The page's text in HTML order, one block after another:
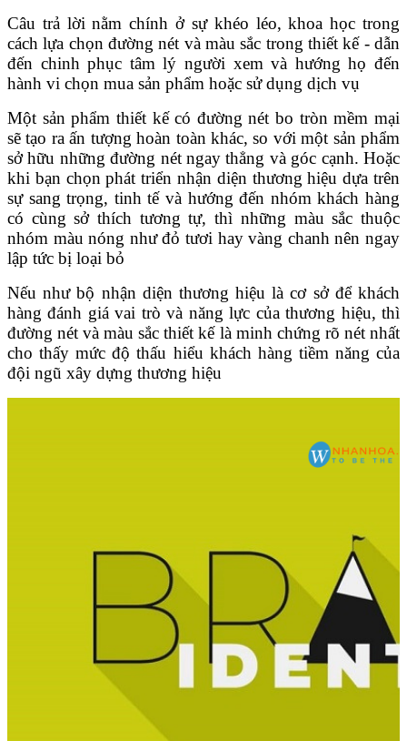
Câu trả lời nằm chính ở sự khéo léo, khoa học trong
cách lựa chọn đường nét và màu sắc trong thiết kế - dẫn
đến chinh phục tâm lý người xem và hướng họ đến
hành vi chọn mua sản phẩm hoặc sử dụng dịch vụ
Một sản phẩm thiết kế có đường nét bo tròn mềm mại
sẽ tạo ra ấn tượng hoàn toàn khác, so với một sản phẩm
sở hữu những đường nét ngay thẳng và góc cạnh. Hoặc
khi bạn chọn phát triển nhận diện thương hiệu dựa trên
sự sang trọng, tinh tế và hướng đến nhóm khách hàng
có cùng sở thích tương tự, thì những màu sắc thuộc
nhóm màu nóng như đỏ tươi hay vàng chanh nên ngay
lập tức bị loại bỏ
Nếu như bộ nhận diện thương hiệu là cơ sở để khách
hàng đánh giá vai trò và năng lực của thương hiệu, thì
đường nét và màu sắc thiết kế là minh chứng rõ nét nhất
cho thấy mức độ thấu hiểu khách hàng tiềm năng của
đội ngũ xây dựng thương hiệu